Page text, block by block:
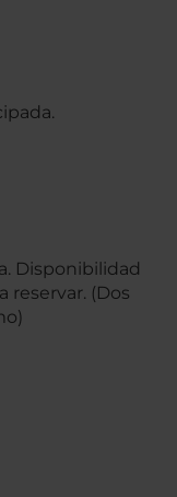
Disponibilidad
reservar. (Dos